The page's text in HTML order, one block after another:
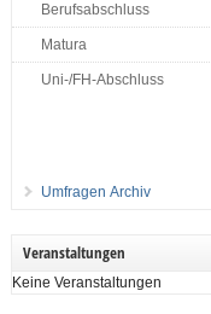
Berufsabschluss
Matura
Uni-/FH-Abschluss
Umfragen Archiv
Veranstaltungen
Keine Veranstaltungen